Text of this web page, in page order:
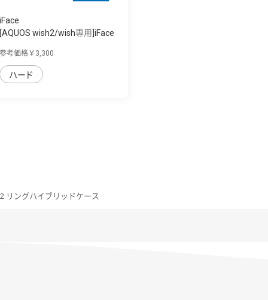
iFace
[AQUOS wish2/wish専用]iFace
参考価格￥3,300
ハード
リングハイブリッドケース